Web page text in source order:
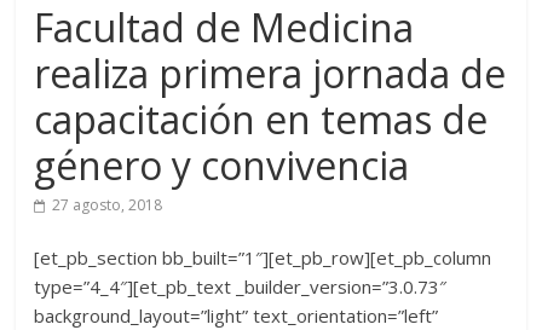
Facultad de Medicina
realiza primera jornada de
capacitación en temas de
género y convivencia
27 agosto, 2018
[et_pb_section bb_built=”1″][et_pb_row][et_pb_column
type=”4_4″][et_pb_text _builder_version=”3.0.73″
background_layout=”light” text_orientation=”left”